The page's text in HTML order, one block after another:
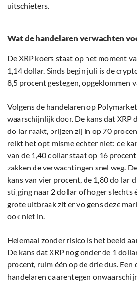
uitschieters.
Wat de handelaren verwachten
De XRP koers staat op het moment
1,14 dollar. Sinds begin juli is de
8,5 procent gestegen, opgeklommen
Volgens de handelaren op
waarschijnlijk door. De kans dat XRP
dollar raakt, prijzen zij in op 70
reikt het optimisme echter niet: de
van de 1,40 dollar staat op 16
zakken de verwachtingen snel weg.
kans van vier procent, de 1,80 dollar
stijging naar 2 dollar of hoger slechts
grote uitbraak zit er volgens deze
ook niet in.
Helemaal zonder risico is het beeld
De kans dat XRP nog onder de 1
procent, ruim één op de drie dus. Een
handelaren daarentegen